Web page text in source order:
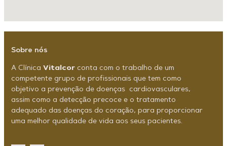
Sobre nós
A Clínica Vitalcor conta com o trabalho de um
competente grupo de profissionais que tem como
objetivo a prevenção de doenças
cardiovasculares,
assim como a detecção precoce e o tratamento
adequado das doenças do coração, para proporcionar
uma melhor qualidade de vida aos seus pacientes.